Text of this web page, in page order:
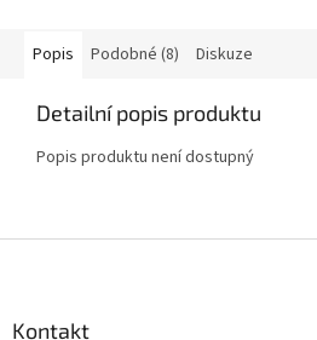
Popis Podobné (8) Diskuze
Detailní popis produktu
Popis produktu není dostupný
Kontakt